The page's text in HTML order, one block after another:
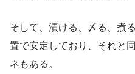
そして、漬ける、〆る、煮
置で安定しており、それと
ネもある。